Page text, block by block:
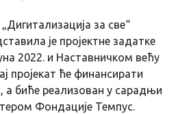
за све“
је пројектне задатке
2022. и Наставничком већу
пројекат ће финансирати
а биће реализован у сарадњи
Фондације Темпус.